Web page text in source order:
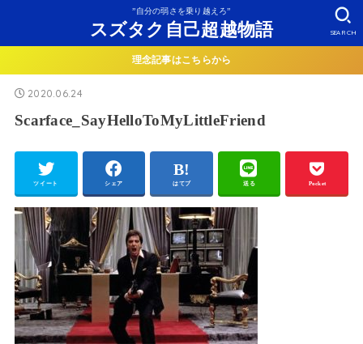
”自分の弱さを乗り越えろ”
スズタク自己超越物語 SEARCH
理念記事はこちらから
2020.06.24
Scarface_SayHelloToMyLittleFriend
ツイート シェア はてブ 送る Pocket